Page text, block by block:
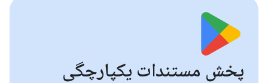
پخش مستندات یکپارچگی